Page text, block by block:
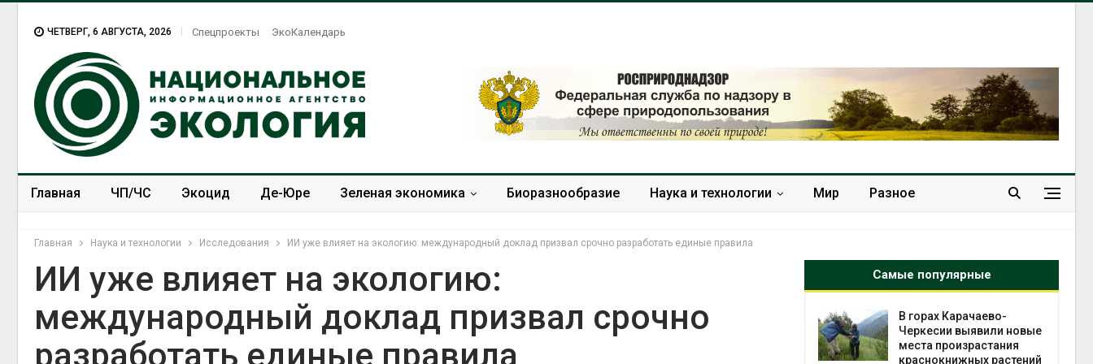
ЧЕТВЕРГ, 6 АВГУСТА, 2026 Спецпроекты ЭкоКалендарь
Главная ЧП/ЧС Экоцид Де-Юре Зеленая экономика Биоразнообразие Наука и технологии Мир Разное
Главная Наука и технологии Исследования ИИ уже влияет на экологию: международный доклад призвал срочно разработать единые правила
ИИ уже влияет на экологию:
международный доклад призвал срочно
разработать единые правила
Самые популярные
В Домодедове
ликвидируют
химикатов после пожара
Панамский канал вновь
ограничивает загрузку
В горах Карачаево-
Черкесии выявили новые
места произрастания
краснокнижных растений